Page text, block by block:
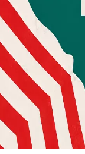
a la militància a
uns bons
candidata aNúria
de la llista
de Barcelona,
militància «no
aquest cop
Més
Quan l’usuari
mitjançant